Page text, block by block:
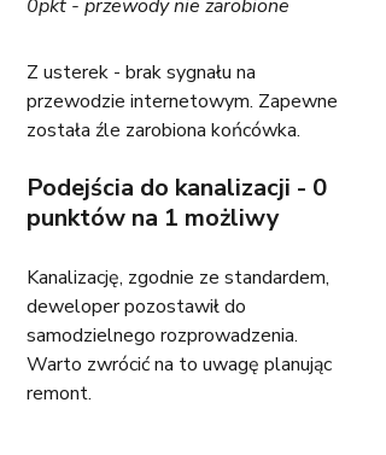
0pkt - przewody nie zarobione
Z usterek - brak sygnału na
przewodzie internetowym. Zapewne
została źle zarobiona końcówka.
Podejścia do kanalizacji - 0
punktów na 1 możliwy
Kanalizację, zgodnie ze standardem,
deweloper pozostawił do
samodzielnego rozprowadzenia.
Warto zwrócić na to uwagę planując
remont.